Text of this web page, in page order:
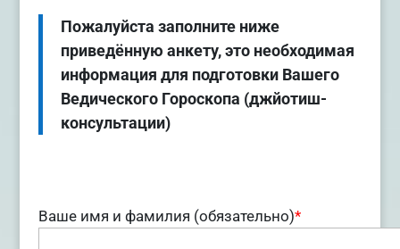
Пожалуйста заполните ниже
приведённую анкету, это необходимая
информация для подготовки Вашего
Ведического Гороскопа (джйотиш-
консультации)
Ваше имя и фамилия (обязательно)*